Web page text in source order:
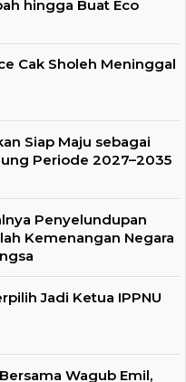
hingga Buat Eco
Cak Sholeh Meninggal
Siap Maju sebagai
Periode 2027–2035
Penyelundupan
Kemenangan Negara
Jadi Ketua IPPNU
Wagub Emil,